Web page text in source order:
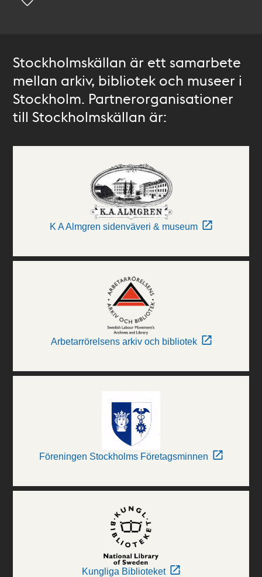
Stockholmskällan är ett samarbete
mellan arkiv, bibliotek och museer i
Stockholm. Partnerorganisationer
till Stockholmskällan är:
K A Almgren sidenväveri & museum
Arbetarrörelsens arkiv och bibliotek
Föreningen Stockholms Företagsminnen
Kungliga Biblioteket